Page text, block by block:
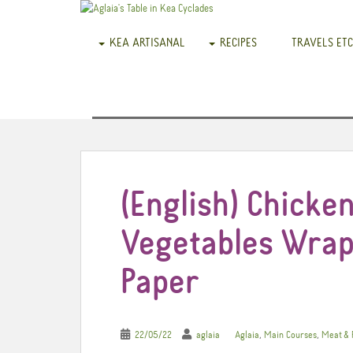
KEA ARTISANAL RECIPES TRAVELS
(English)
Vegetables
Paper
22/05/22 aglaia Aglaia, Main Courses, Meat &